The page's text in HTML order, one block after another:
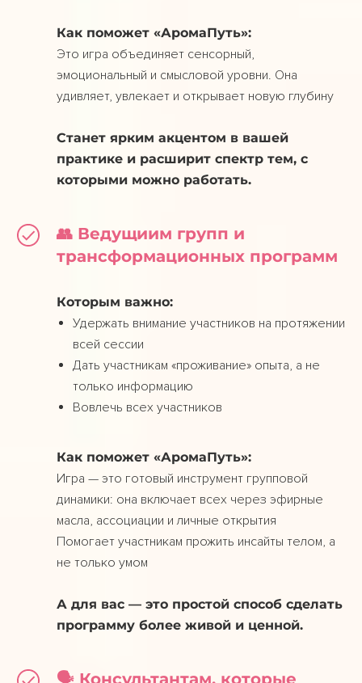
Как поможет «АромаПуть»:
Это игра объединяет сенсорный,
эмоциональный и смысловой уровни. Она
удивляет, увлекает и открывает новую глубину
Станет ярким акцентом в вашей
практике и расширит спектр тем, с
которыми можно работать.
👥 Ведущиим групп и
трансформационных программ
Которым важно:
Удержать внимание участников на протяжении
всей сессии
Дать участникам «проживание» опыта, а не
только информацию
Вовлечь всех участников
Как поможет «АромаПуть»:
Игра — это готовый инструмент групповой
динамики: она включает всех через эфирные
масла, ассоциации и личные открытия
Помогает участникам прожить инсайты телом, а
не только умом
А для вас — это простой способ сделать
программу более живой и ценной.
🗣️ Консультантам, которые